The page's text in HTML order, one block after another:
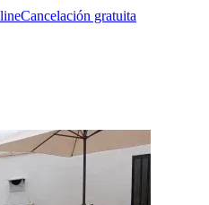
Cancelación gratuita